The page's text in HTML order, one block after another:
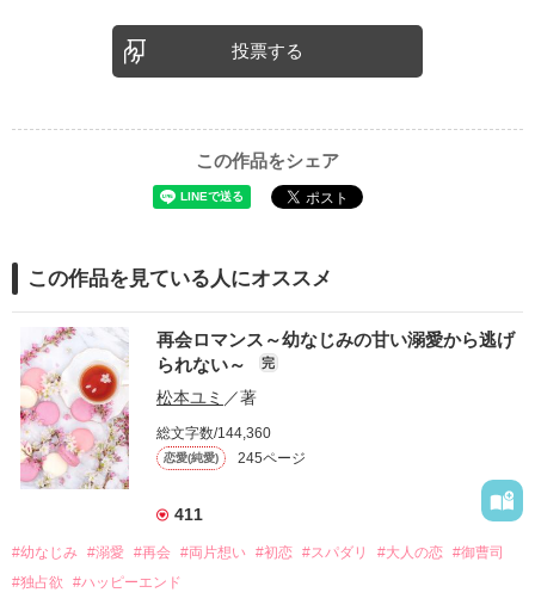
投票する
この作品をシェア
この作品を見ている人にオススメ
再会ロマンス～幼なじみの甘い溺愛から逃げ
られない～
完
松本ユミ ／著
総文字数/144,360
恋愛(純愛) 245ページ
411
#幼なじみ #溺愛 #再会 #両片想い #初恋 #スパダリ #大人の恋 #御曹司
#独占欲
#ハッピーエンド